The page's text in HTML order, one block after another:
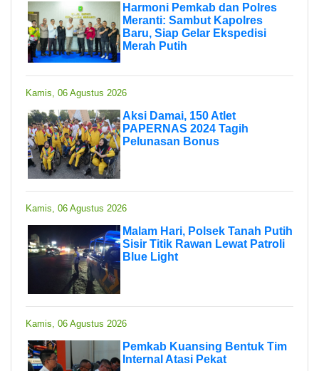
Harmoni Pemkab dan Polres
Meranti: Sambut Kapolres
Baru, Siap Gelar Ekspedisi
Merah Putih
Kamis, 06 Agustus 2026
Aksi Damai, 150 Atlet
PAPERNAS 2024 Tagih
Pelunasan Bonus
Kamis, 06 Agustus 2026
Malam Hari, Polsek Tanah Putih
Sisir Titik Rawan Lewat Patroli
Blue Light
Kamis, 06 Agustus 2026
Pemkab Kuansing Bentuk Tim
Internal Atasi Pekat